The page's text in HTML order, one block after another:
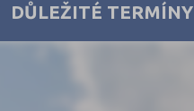
DŮLEŽITÉ TERMÍNY